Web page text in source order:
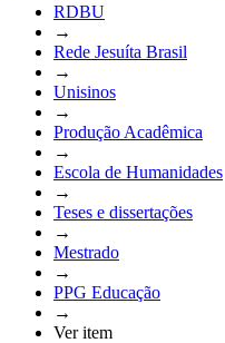
RDBU
→
Rede Jesuíta Brasil
→
Unisinos
→
Produção Acadêmica
→
Escola de Humanidades
→
Teses e dissertações
→
Mestrado
→
PPG Educação
→
Ver item